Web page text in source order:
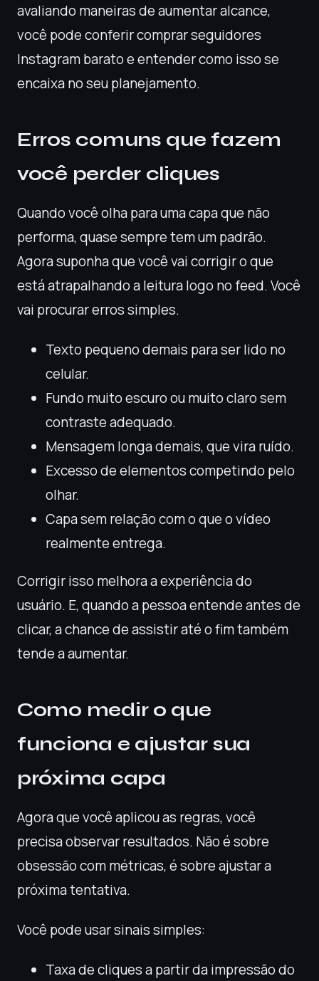
avaliando maneiras de aumentar alcance,
você pode conferir comprar seguidores
Instagram barato e entender como isso se
encaixa no seu planejamento.
Erros comuns que fazem
você perder cliques
Quando você olha para uma capa que não
performa, quase sempre tem um padrão.
Agora suponha que você vai corrigir o que
está atrapalhando a leitura logo no feed. Você
vai procurar erros simples.
Texto pequeno demais para ser lido no
celular.
Fundo muito escuro ou muito claro sem
contraste adequado.
Mensagem longa demais, que vira ruído.
Excesso de elementos competindo pelo
olhar.
Capa sem relação com o que o vídeo
realmente entrega.
Corrigir isso melhora a experiência do
usuário. E, quando a pessoa entende antes de
clicar, a chance de assistir até o fim também
tende a aumentar.
Como medir o que
funciona e ajustar sua
próxima capa
Agora que você aplicou as regras, você
precisa observar resultados. Não é sobre
obsessão com métricas, é sobre ajustar a
próxima tentativa.
Você pode usar sinais simples:
Taxa de cliques a partir da impressão do